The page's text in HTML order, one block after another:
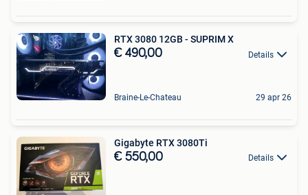
RTX 3080 12GB - SUPRIM X
€ 490,00 Details
Braine-Le-Chateau 29 apr 26
Gigabyte RTX 3080Ti
€ 550,00 Details